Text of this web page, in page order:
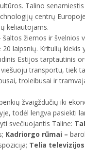
Talino
centrų
keliautojams.
šaltos žiemos ir švelnios
laipsnių. Kritulių kiekis
Estijos tarptautinis
transportu, tiek
troleibusai ir
žvaigždučių iki
todėl lengva pasiekti
svečiuojantis Taline:
Kadriorgo rūmai –
Telia